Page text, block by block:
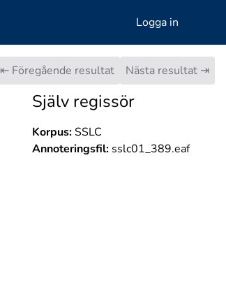
Logga in
⇤ Föregående resultat Nästa resultat ⇥
Själv regissör
Korpus:SSLC
Annoteringsfil:sslc01_389.eaf